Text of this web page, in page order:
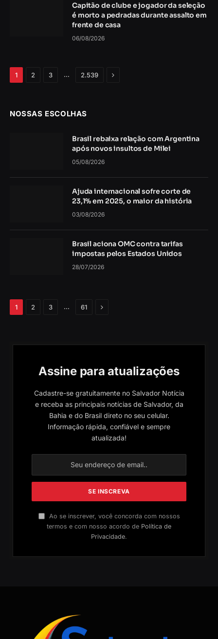
Capitão de clube e jogador da seleção
é morto a pedradas durante assalto em
frente de casa
06/08/2026
1 2 3 … 2.539 Próximo
NOSSAS ESCOLHAS
Brasil rebaixa relação com Argentina
após novos insultos de Milei
05/08/2026
Ajuda internacional sofre corte de
23,1% em 2025, o maior da história
03/08/2026
Brasil aciona OMC contra tarifas
impostas pelos Estados Unidos
28/07/2026
1 2 3 … 61 Próximo
Assine para atualizações
Cadastre-se gratuitamente no Salvador Notícia
e receba as principais notícias de Salvador, da
Bahia e do Brasil direto no seu celular.
Informação rápida, confiável e sempre
atualizada!
Ao se inscrever, você concorda com nossos
termos e com nosso acordo de Política de
Privacidade.